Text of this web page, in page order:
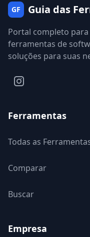
GF Guia das
Portal completo
ferramentas de
soluções para suas
Ferramentas
Todas as
Comparar
Buscar
Empresa